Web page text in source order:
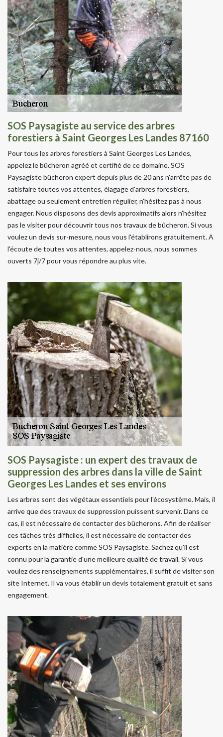
SOS Paysagiste au service des arbres
forestiers à Saint Georges Les Landes 87160
Pour tous les arbres forestiers à Saint Georges Les Landes,
appelez le bûcheron agréé et certifié de ce domaine. SOS
Paysagiste bûcheron expert depuis plus de 20 ans n'arrête pas de
satisfaire toutes vos attentes, élagage d'arbres forestiers,
abattage ou seulement entretien régulier, n'hésitez pas à nous
engager. Nous disposons des devis approximatifs alors n'hésitez
pas le visiter pour découvrir tous nos travaux de bûcheron. Si vous
voulez un devis sur-mesure, nous vous l'établirons gratuitement. A
l'écoute de toutes vos attentes, appelez-nous, nous sommes
ouverts 7j/7 pour vous répondre au plus vite.
SOS Paysagiste : un expert des travaux de
suppression des arbres dans la ville de Saint
Georges Les Landes et ses environs
Les arbres sont des végétaux essentiels pour l'écosystème. Mais, il
arrive que des travaux de suppression puissent survenir. Dans ce
cas, il est nécessaire de contacter des bûcherons. Afin de réaliser
ces tâches très difficiles, il est nécessaire de contacter des
experts en la matière comme SOS Paysagiste. Sachez qu'il est
connu pour la garantie d'une meilleure qualité de travail. Si vous
voulez des renseignements supplémentaires, il suffit de visiter son
site Internet. Il va vous établir un devis totalement gratuit et sans
engagement.